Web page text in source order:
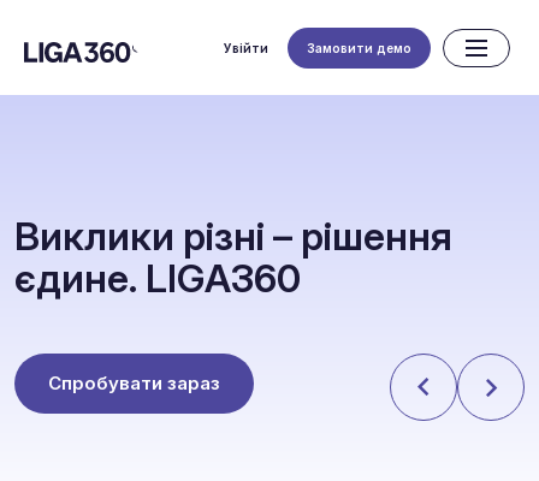
Увійти Замовити демо
Виклики різні – рішення
єдине. LIGA360
Спробувати зараз